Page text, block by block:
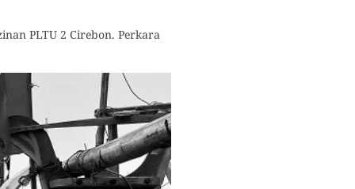
PLTU 2 Cirebon. Perkara